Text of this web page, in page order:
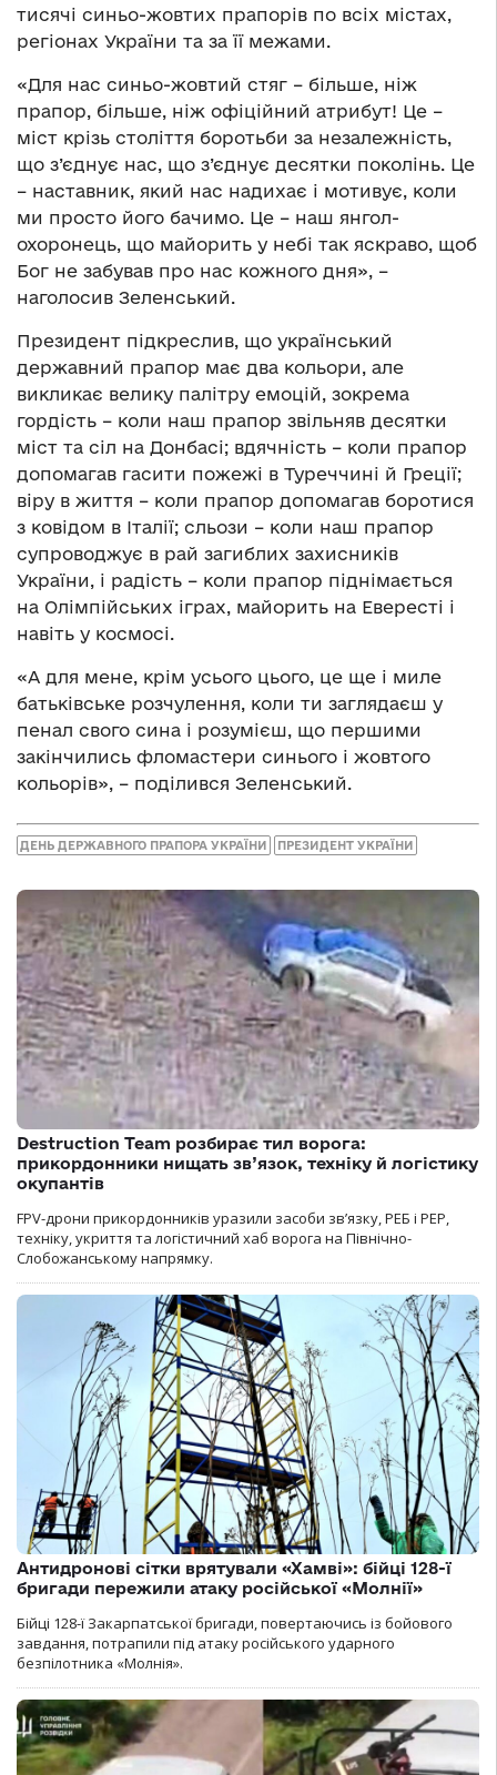
тисячі синьо-жовтих прапорів по всіх містах,
регіонах України та за її межами.
«Для нас синьо-жовтий стяг – більше, ніж
прапор, більше, ніж офіційний атрибут! Це –
міст крізь століття боротьби за незалежність,
що з’єднує нас, що з’єднує десятки поколінь. Це
– наставник, який нас надихає і мотивує, коли
ми просто його бачимо. Це – наш янгол-
охоронець, що майорить у небі так яскраво, щоб
Бог не забував про нас кожного дня», –
наголосив Зеленський.
Президент підкреслив, що український
державний прапор має два кольори, але
викликає велику палітру емоцій, зокрема
гордість – коли наш прапор звільняв десятки
міст та сіл на Донбасі; вдячність – коли прапор
допомагав гасити пожежі в Туреччині й Греції;
віру в життя – коли прапор допомагав боротися
з ковідом в Італії; сльози – коли наш прапор
супроводжує в рай загиблих захисників
України, і радість – коли прапор піднімається
на Олімпійських іграх, майорить на Евересті і
навіть у космосі.
«А для мене, крім усього цього, це ще і миле
батьківське розчулення, коли ти заглядаєш у
пенал свого сина і розумієш, що першими
закінчились фломастери синього і жовтого
кольорів», – поділився Зеленський.
ДЕНЬ ДЕРЖАВНОГО ПРАПОРА УКРАЇНИ ПРЕЗИДЕНТ УКРАЇНИ
Destruction Team розбирає тил ворога:
прикордонники нищать зв’язок, техніку й логістику
окупантів
FPV-дрони прикордонників уразили засоби зв’язку, РЕБ і РЕР,
техніку, укриття та логістичний хаб ворога на Північно-
Слобожанському напрямку.
Антидронові сітки врятували «Хамві»: бійці 128-ї
бригади пережили атаку російської «Молнії»
Бійці 128-ї Закарпатської бригади, повертаючись із бойового
завдання, потрапили під атаку російського ударного
безпілотника «Молнія».